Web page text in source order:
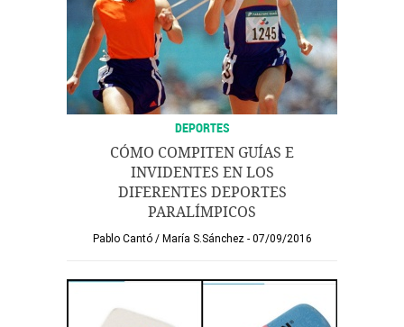
DEPORTES
CÓMO COMPITEN GUÍAS E
INVIDENTES EN LOS
DIFERENTES DEPORTES
PARALÍMPICOS
Pablo Cantó/ María S.Sánchez 07/09/2016